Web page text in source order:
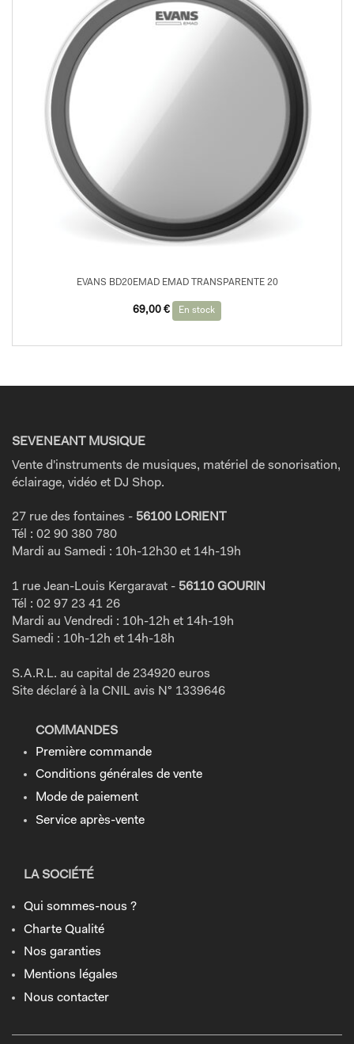
EVANS BD20EMAD EMAD TRANSPARENTE 20
69,00 € En stock
SEVENEANT MUSIQUE
Vente d'instruments de musiques, matériel de sonorisation,
éclairage, vidéo et DJ Shop.
27 rue des fontaines - 56100 LORIENT
Tél : 02 90 380 780
Mardi au Samedi : 10h-12h30 et 14h-19h
1 rue Jean-Louis Kergaravat - 56110 GOURIN
Tél : 02 97 23 41 26
Mardi au Vendredi : 10h-12h et 14h-19h
Samedi : 10h-12h et 14h-18h
S.A.R.L. au capital de 234920 euros
Site déclaré à la CNIL avis N° 1339646
COMMANDES
Première commande
Conditions générales de vente
Mode de paiement
Service après-vente
LA SOCIÉTÉ
Qui sommes-nous ?
Charte Qualité
Nos garanties
Mentions légales
Nous contacter